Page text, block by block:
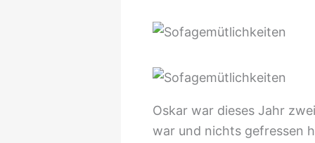
Oskar war dieses Jahr
war und nichts gefressen